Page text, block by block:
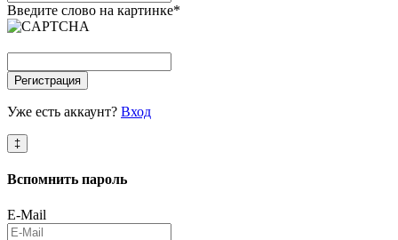
Введите слово на картинке*
Регистрация
Уже есть аккаунт? Вход
‡
Вспомнить пароль
E-Mail